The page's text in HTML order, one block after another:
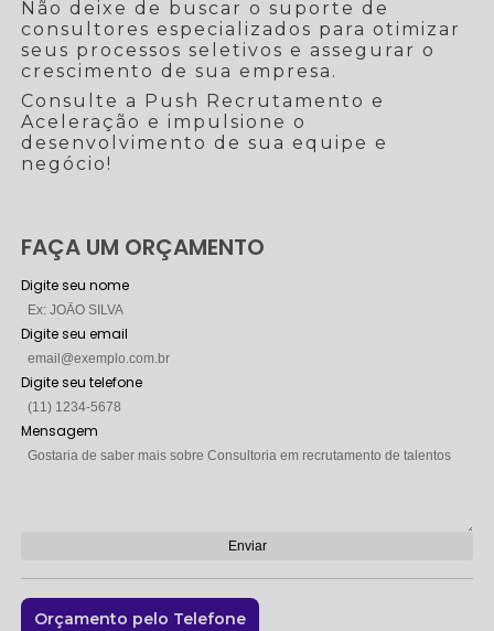
Não deixe de buscar o suporte de
consultores especializados para otimizar
seus processos seletivos e assegurar o
crescimento de sua empresa.
Consulte a Push Recrutamento e
Aceleração e impulsione o
desenvolvimento de sua equipe e
negócio!
FAÇA UM ORÇAMENTO
Digite seu nome
Digite seu email
Digite seu telefone
Mensagem
Orçamento pelo Telefone